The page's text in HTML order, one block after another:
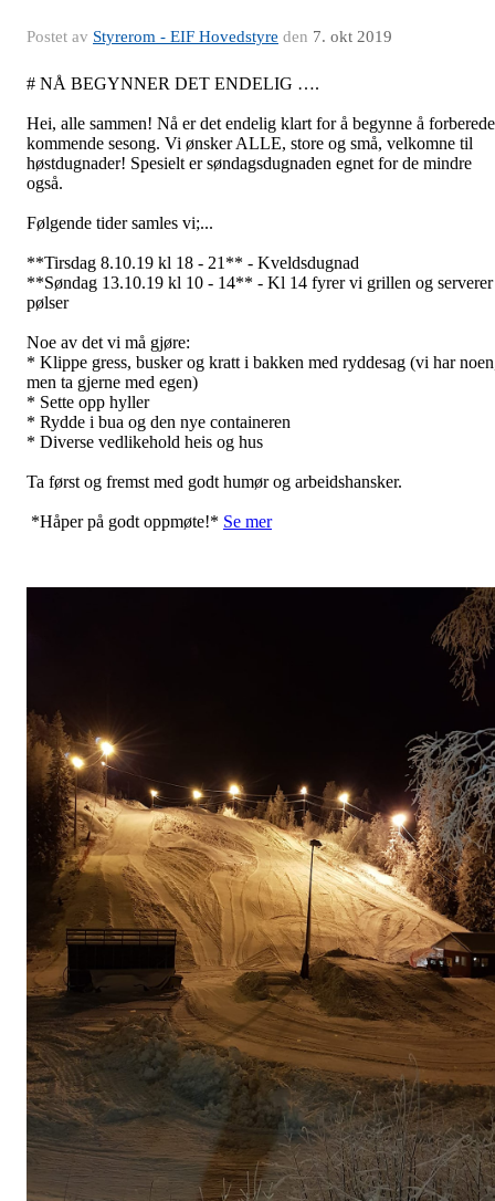
Postet av Styrerom - EIF Hovedstyre den 7. okt 2019
# NÅ BEGYNNER DET ENDELIG ….
Hei, alle sammen! Nå er det endelig klart for å begynne å forberede
kommende sesong. Vi ønsker ALLE, store og små, velkomne til
høstdugnader! Spesielt er søndagsdugnaden egnet for de mindre
også.
Følgende tider samles vi;...
**Tirsdag 8.10.19 kl 18 - 21** - Kveldsdugnad
**Søndag 13.10.19 kl 10 - 14** - Kl 14 fyrer vi grillen og serverer
pølser
Noe av det vi må gjøre:
* Klippe gress, busker og kratt i bakken med ryddesag (vi har
men ta gjerne med egen)
* Sette opp hyller
* Rydde i bua og den nye containeren
* Diverse vedlikehold heis og hus
Ta først og fremst med godt humør og arbeidshansker.
*Håper på godt oppmøte!* Se mer